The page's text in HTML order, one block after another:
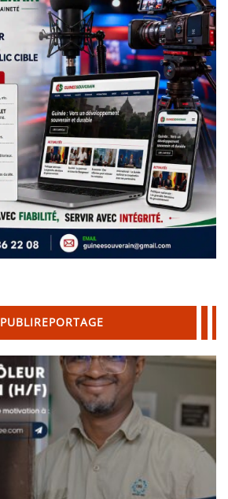
PUBLIREPORTAGE